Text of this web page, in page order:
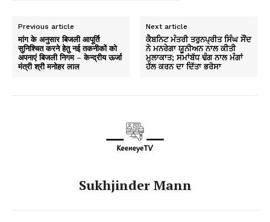
Previous article
मांग के अनुसार बिजली आपूर्ति
सुनिश्चित करने हेतु नई तकनीकों को
अपनाएं बिजली निगम – केन्द्रीय ऊर्जा
मंत्री श्री मनोहर लाल
Next article
ਕੈਬਨਿਟ ਮੰਤਰੀ ਤਰੁਨਪ੍ਰੀਤ ਸਿੰਘ ਸੌਂਦ
ਨੇ ਮਨਰੇਗਾ ਯੂਨੀਅਨ ਨਾਲ ਕੀਤੀ
ਮੁਲਾਕਾਤ; ਸਮਾਂਬੱਧ ਢੰਗ ਨਾਲ ਮੰਗਾਂ
ਹੱਲ ਕਰਨ ਦਾ ਦਿੱਤਾ ਭਰੋਸਾ
Sukhjinder Mann